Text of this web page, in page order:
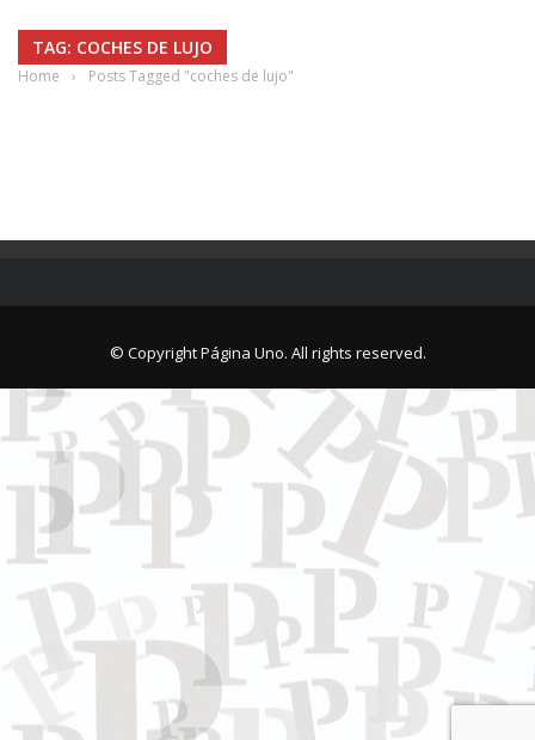
TAG: COCHES DE LUJO
Home › Posts Tagged "coches de lujo"
© Copyright Página Uno. All rights reserved.